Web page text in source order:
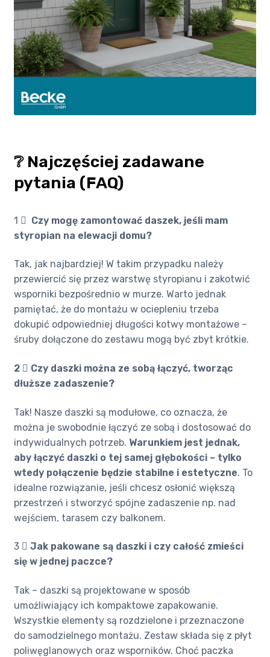
❔ Najczęściej zadawane
pytania (FAQ)
1 ️⃣ Czy mogę zamontować daszek, jeśli mam
styropian na elewacji domu?
Tak, jak najbardziej! W takim przypadku należy
przewiercić się przez warstwę styropianu i zakotwić
wsporniki bezpośrednio w murze. Warto jednak
pamiętać, że do montażu w ociepleniu trzeba
dokupić odpowiedniej długości kotwy montażowe –
śruby dołączone do zestawu mogą być zbyt krótkie.
2 ️⃣ Czy daszki można ze sobą łączyć, tworząc
dłuższe zadaszenie?
Tak! Nasze daszki są modułowe, co oznacza, że
można je swobodnie łączyć ze sobą i dostosować do
indywidualnych potrzeb. Warunkiem jest jednak,
aby łączyć daszki o tej samej głębokości – tylko
wtedy połączenie będzie stabilne i estetyczne. To
idealne rozwiązanie, jeśli chcesz osłonić większą
przestrzeń i stworzyć spójne zadaszenie np. nad
wejściem, tarasem czy balkonem.
3 ️⃣ Jak pakowane są daszki i czy całość zmieści
się w jednej paczce?
Tak – daszki są projektowane w sposób
umożliwiający ich kompaktowe zapakowanie.
Wszystkie elementy są rozdzielone i przeznaczone
do samodzielnego montażu. Zestaw składa się z płyt
poliwęglanowych oraz wsporników. Choć paczka